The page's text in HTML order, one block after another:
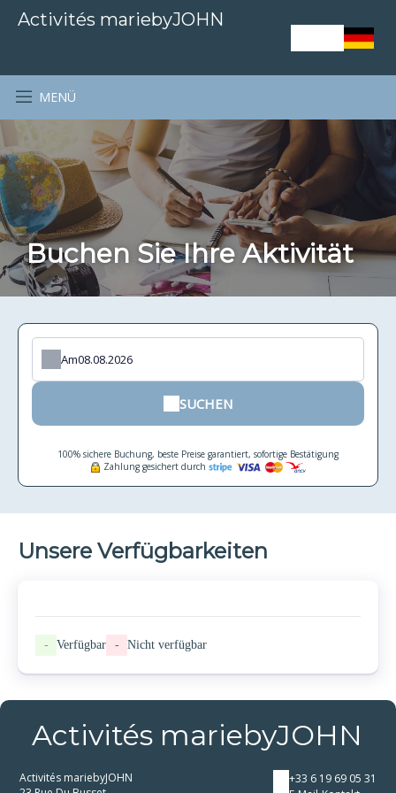
Activités mariebyJOHN
MENÜ
Buchen Sie Ihre Aktivität
Am
SUCHEN
100% sichere Buchung, beste Preise garantiert, sofortige Bestätigung
Zahlung gesichert durch
Unsere Verfügbarkeiten
- Verfügbar - Nicht verfügbar
Activités mariebyJOHN
Activités mariebyJOHN
+33 6 19 69 05 31